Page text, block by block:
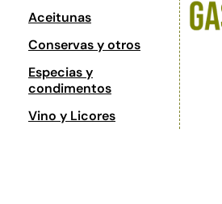
Aceitunas
Conservas y otros
Especias y
condimentos
Vino y Licores